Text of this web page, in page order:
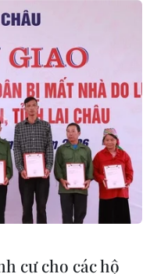
cao
ở
cư cho các hộ